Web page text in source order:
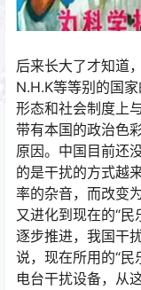
后来长大了才知道
N.H.K等等别的国
形态和社会制度上
带有本国的政治色
原因。中国目前还
的是干扰的方式越
率的杂音，而改变
又进化到现在的“
逐步推进，我国干
说，现在所用的“民
电台干扰设备，从